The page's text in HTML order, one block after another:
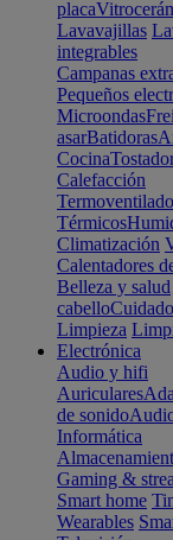
placa
Lavavajillas
integrables
Campanas
Pequeños
Microondas
asarBatidoras
Cocina
Calefacción
Térmicos
Climatización
Calentadores
Belleza y salud
cabello
Limpieza
Electrónica
Audio y hifi
Auriculares
de sonido
Informática
Gaming &
Smart home
Wearables